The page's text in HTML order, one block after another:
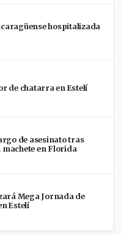
hospitalizada
de chatarra en Estelí
de asesinato tras
en Florida
Mega Jornada de
Estelí